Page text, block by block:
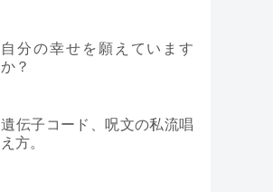
自分の幸せを願えています
か？
遺伝子コード、呪文の私流唱
え方。